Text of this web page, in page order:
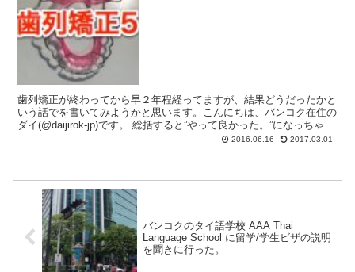
歯列矯正が終わってから早２年程経ってますが、結果どうだったかと
いう話でを書いてみようかと思います。こんにちは、バンコク在住の
ダイ(@daijirok-jp)です。 総括すると”やって良かった。”になっちゃう
2016.06.16 2017.03.01
バンコクのタイ語学校 AAA Thai
Language School に留学/学生ビザの説明
を聞きに行った。